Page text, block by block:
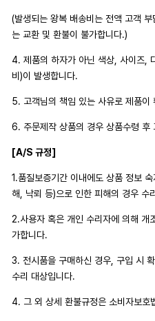
(발생되는 왕복 배송비는 전액 고객
는 교환 및 환불이 불가합니다.)
4. 제품의 하자가 아닌 색상, 사이즈,
비)이 발생합니다.
5. 고객님의 책임 있는 사유로 제품이
6. 주문제작 상품의 경우 상품수령 후
[A/S 규정]
1.품질보증기간 이내에도 상품 정보
해, 낙뢰 등)으로 인한 피해의 경우 수
2.사용자 혹은 개인 수리자에 의해 개
가합니다.
3. 전시품을 구매하신 경우, 구입 시
수리 대상입니다.
4. 그 외 상세 환불규정은 소비자보호